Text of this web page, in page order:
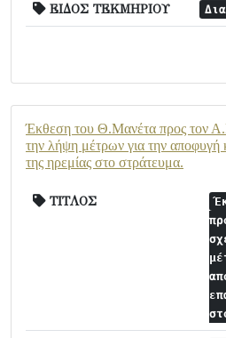
ΕΙΔΟΣ ΤΕΚΜΗΡΙΟΥ
Έκθεση του Θ.Μανέτα προς τον
την λήψη μέτρων για την αποφυγή
της ηρεμίας στο στράτευμα.
ΤΙΤΛΟΣ